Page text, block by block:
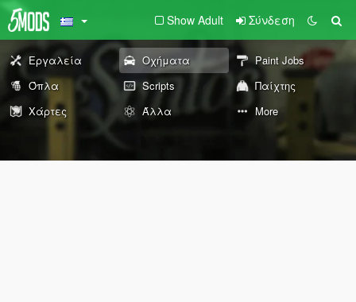
Show Adult Σύνδεση
Εργαλεία Οχήματα
Paint Jobs
Όπλα
Scripts
Παίχτης
Χάρτες
Άλλα More